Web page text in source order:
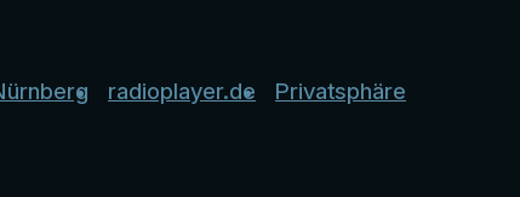
radioplayer.de
Privatsphäre